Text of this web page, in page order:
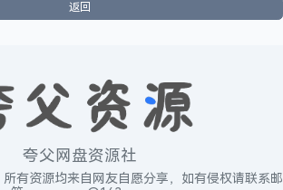
返回
夸父网盘资源社
有资源均来自网友自愿分享，如有侵权请联系邮